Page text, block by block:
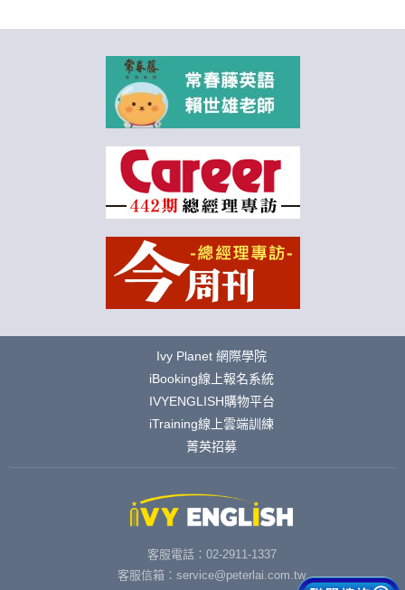
Ivy Planet 網際學院
iBooking線上報名系統
IVYENGLISH購物平台
iTraining線上雲端訓練
菁英招募
客服電話：02-2911-1337
客服信箱：service@peterlai.com.tw